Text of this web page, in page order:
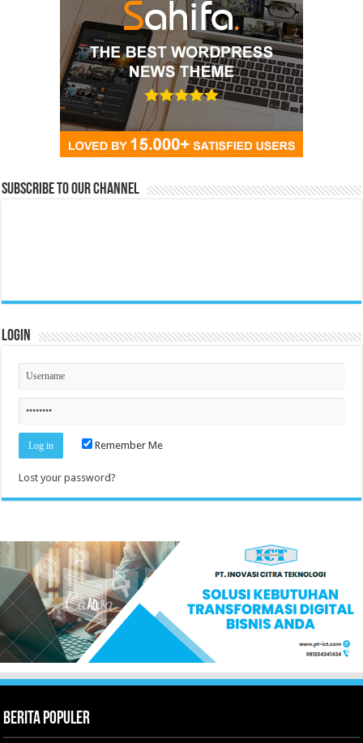
Subscribe to our Channel
Login
Remember Me
Lost your password?
Berita Populer